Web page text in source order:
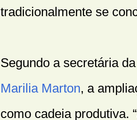
tradicionalmente se
Segundo a secretária
Marilia Marton, a
como cadeia produtiva.